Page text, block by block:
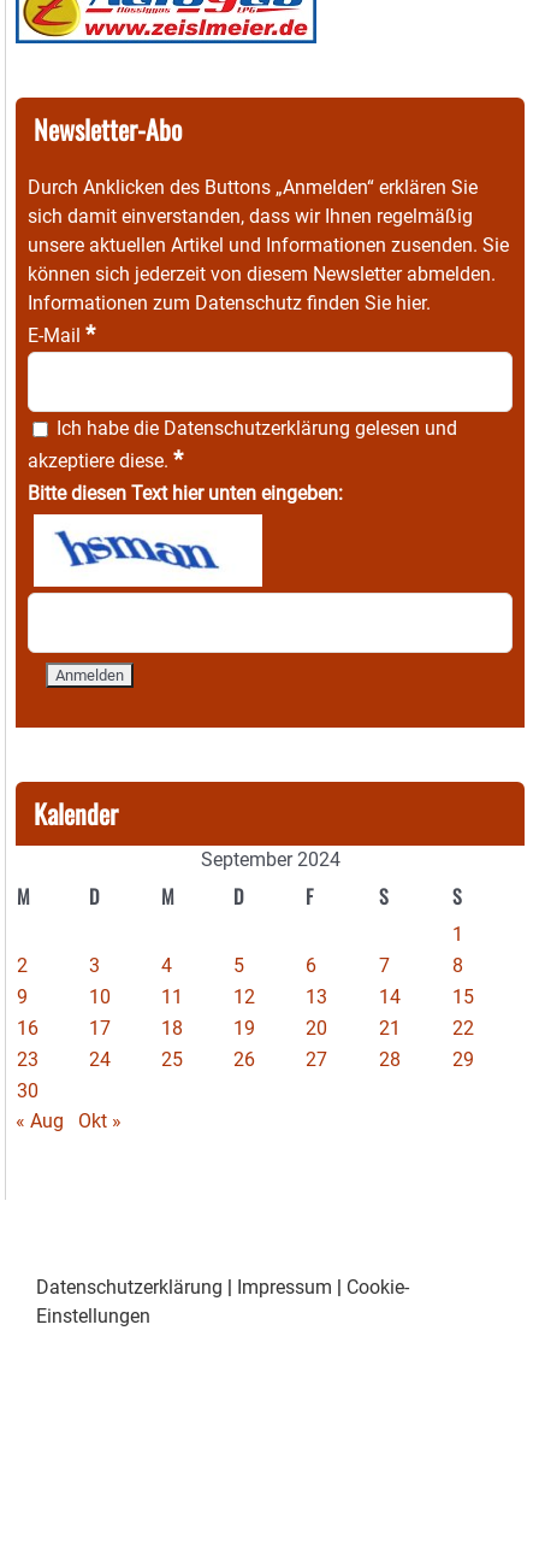
Newsletter-Abo
Durch Anklicken des Buttons „Anmelden“ erklären Sie
sich damit einverstanden, dass wir Ihnen regelmäßig
unsere aktuellen Artikel und Informationen zusenden. Sie
können sich jederzeit von diesem Newsletter abmelden.
Informationen zum Datenschutz finden Sie hier.
E-Mail *
Ich habe die Datenschutzerklärung gelesen und
akzeptiere diese. *
Bitte diesen Text hier unten eingeben:
Kalender
September 2024
M D M D F S S
1
2
3 4 5 6 7
8
9
10 11 12 13 14
15
16
17 18 19 20 21
22
23
24 25 26 27 28
29
30
« Aug
Okt »
Datenschutzerklärung | Impressum | Cookie-
Einstellungen